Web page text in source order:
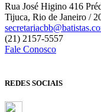
Rua José Higino 416
Tijuca, Rio de Janeiro /
(21) 2157-5557
Fale Conosco
REDES SOCIAIS